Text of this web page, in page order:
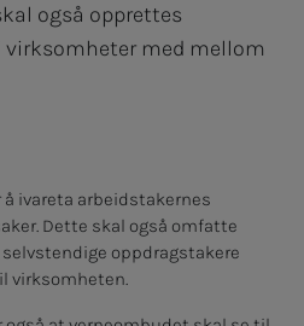
også opprettes
med mellom
ivareta arbeidstakernes
Dette skal også omfatte
oppdragstakere